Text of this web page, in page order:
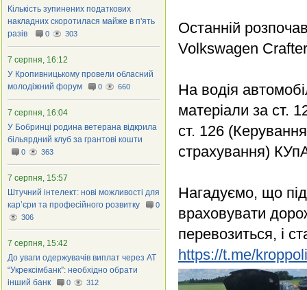
Останній
Volkswagen
На водія
матеріали за ст.
ст. 126
страхування)
Нагадуємо, що
враховувати
перевозиться, і
https://t.me/
Кількість зупинених податкових
накладних скоротилася майже в п'ять
разів
0 303
7 серпня, 16:12
У Кропивницькому провели обласний
молодіжний форум
0 660
7 серпня, 16:04
У Бобринці родина ветерана відкрила
більярдний клуб за грантові кошти
0 363
7 серпня, 15:57
Штучний інтелект: нові можливості для
кар’єри та професійного розвитку
0
306
7 серпня, 15:42
До уваги одержувачів виплат через АТ
“Укрексімбанк”: необхідно обрати
інший банк
0 312